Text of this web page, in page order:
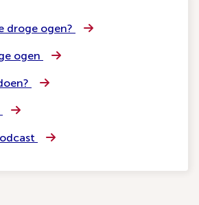
droge ogen?
ogen